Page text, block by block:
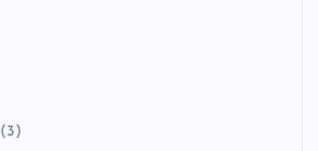
(3)